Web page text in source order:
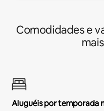
Comodidades e
Aluguéis por temporada